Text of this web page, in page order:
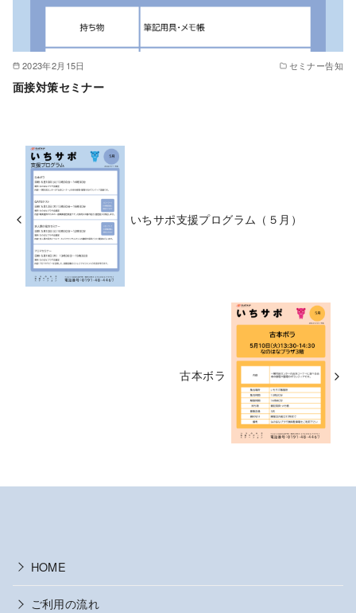
2023年2月15日 セミナー告知
面接対策セミナー
いちサポ支援プログラム（５月）
古本ボラ
HOME
ご利用の流れ